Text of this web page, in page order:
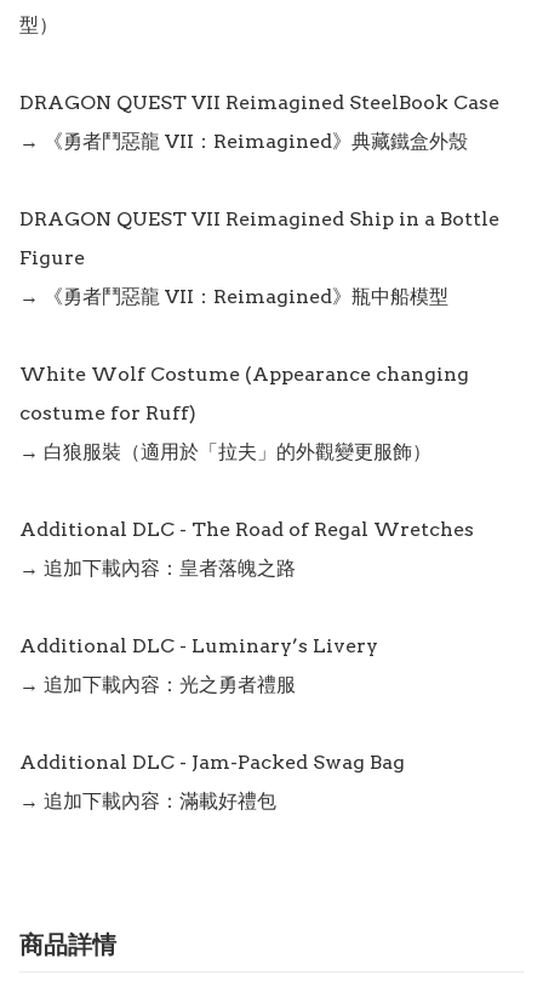
型）
DRAGON QUEST VII Reimagined SteelBook Case
→ 《勇者鬥惡龍 VII：Reimagined》典藏鐵盒外殼
DRAGON QUEST VII Reimagined Ship in a Bottle
Figure
→ 《勇者鬥惡龍 VII：Reimagined》瓶中船模型
White Wolf Costume (Appearance changing
costume for Ruff)
→ 白狼服裝（適用於「拉夫」的外觀變更服飾）
Additional DLC - The Road of Regal Wretches
→ 追加下載內容：皇者落魄之路
Additional DLC - Luminary’s Livery
→ 追加下載內容：光之勇者禮服
Additional DLC - Jam-Packed Swag Bag
→ 追加下載內容：滿載好禮包
商品詳情